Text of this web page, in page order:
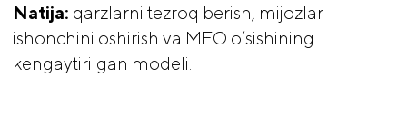
Natija: qarzlarni tezroq berish, mijozlar
ishonchini oshirish va MFO o‘sishining
kengaytirilgan modeli.